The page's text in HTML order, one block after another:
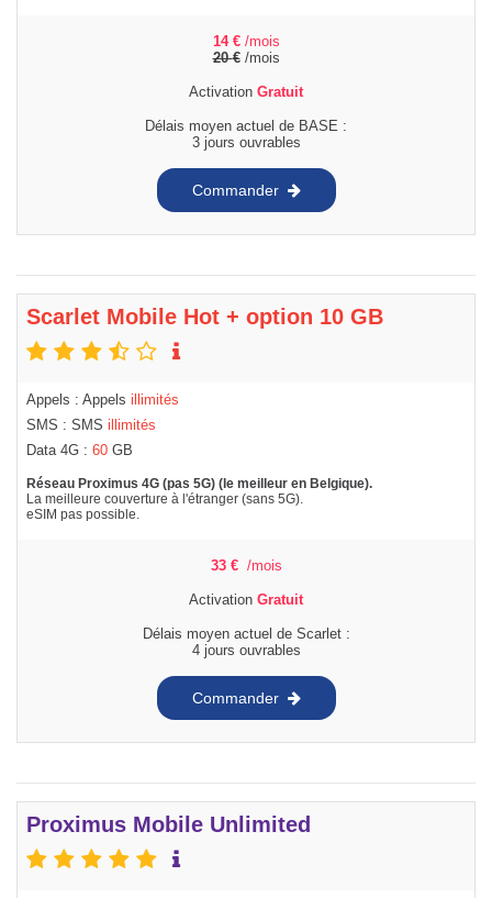
14 € /mois
20€/mois
Activation Gratuit
Délais moyen actuel de BASE :
3 jours ouvrables
Commander
Scarlet Mobile Hot + option 10 GB
Appels : Appels illimités
SMS : SMS illimités
Data 4G : 60 GB
Réseau Proximus 4G (pas 5G) (le meilleur en Belgique).
La meilleure couverture à l'étranger (sans 5G).
eSIM pas possible.
33 € /mois
Activation Gratuit
Délais moyen actuel de Scarlet :
4 jours ouvrables
Commander
Proximus Mobile Unlimited